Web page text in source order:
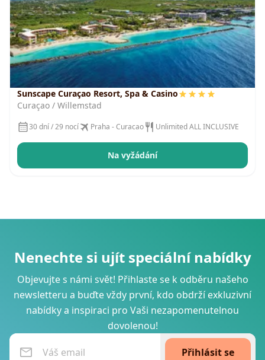
Sunscape Curaçao Resort, Spa & Casino
Curaçao / Willemstad
30 dní / 29 nocí Praha - Curacao Unlimited ALL INCLUSIVE
Na vyžádání
Nenechte si ujít speciální nabídky
Objevujte s námi svět! Přihlaste se k odběru našeho
newsletteru a buďte vždy první, kdo obdrží exkluzivní
nabídky a inspiraci pro Vaši nezapomenutelnou
dovolenou!
Přihlásit se